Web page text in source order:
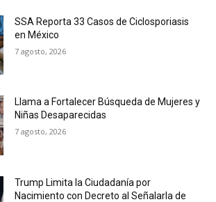
SSA Reporta 33 Casos de Ciclosporiasis
en México
7 agosto, 2026
Llama a Fortalecer Búsqueda de Mujeres y
Niñas Desaparecidas
7 agosto, 2026
Trump Limita la Ciudadanía por
Nacimiento con Decreto al Señalarla de